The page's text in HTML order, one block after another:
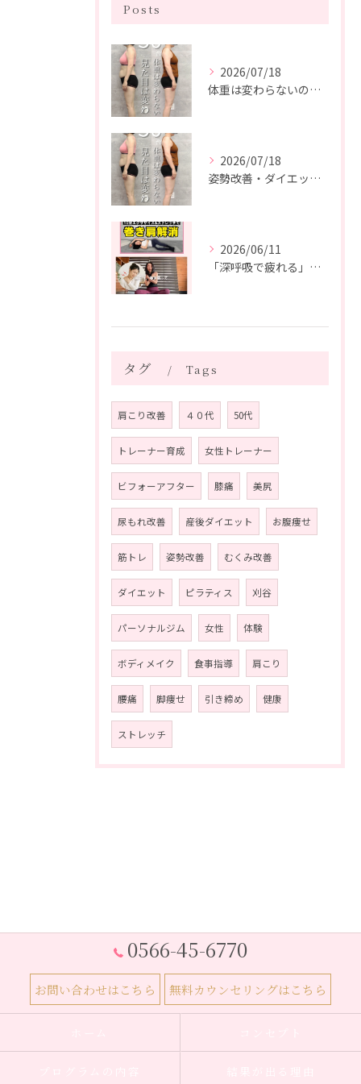
Posts
2026/07/18
体重は変わらないのに、見た目は変わった。
2026/07/18
姿勢改善・ダイエット・ピラティス【５０代・M様】
2026/06/11
「深呼吸で疲れる」の、実は普通じゃありません。
タグ Tags
肩こり改善 ４０代 50代
トレーナー育成 女性トレーナー
ビフォーアフター 膝痛 美尻
尿もれ改善 産後ダイエット お腹痩せ
筋トレ 姿勢改善 むくみ改善
ダイエット ピラティス 刈谷
パーソナルジム 女性 体験
ボディメイク 食事指導 肩こり
腰痛 脚痩せ 引き締め 健康
ストレッチ
0566-45-6770
お問い合わせはこちら 無料カウンセリングはこちら